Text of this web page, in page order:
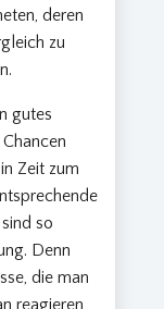
deren
zu
gutes
Zeit zum
so
Denn
die man